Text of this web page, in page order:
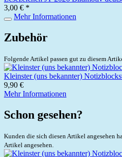
3,00 € *
Mehr Informationen
Zubehör
Folgende Artikel passen gut zu diesem
Kleinster (uns bekannter)
9,90 €
Mehr Informationen
Schon gesehen?
Kunden die sich diesen Artikel angesehen
Artikel angesehen.